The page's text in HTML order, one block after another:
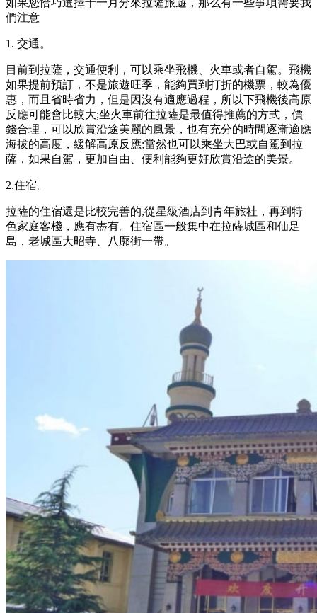
們注意
1. 交通。
目前到拉薩，交通便利，可以乘坐飛機、火車或者自駕。飛機
如果提前預訂，不是旅遊旺季，能夠買到打折的機票，較為優
惠，而且省時省力，但是因沒有適應過程，所以下飛機後高原
反應可能會比較大;坐火車前往拉薩是最值得推薦的方式，價
錢合理，可以欣賞沿途美麗的風景，也有充分的時間逐漸適應
海拔的高度，緩解高原反應;當然也可以乘坐大巴或自駕到拉
薩，如果自駕，更加自由、便利能夠更好欣賞沿途的美景。
2.住宿。
拉薩的住宿還是比較完善的,從星級酒店到青年旅社，再到特
色家庭客棧，應有盡有。住宿區一般集中在拉薩城區和仙足
島，老城區大昭寺、八廓街一帶。